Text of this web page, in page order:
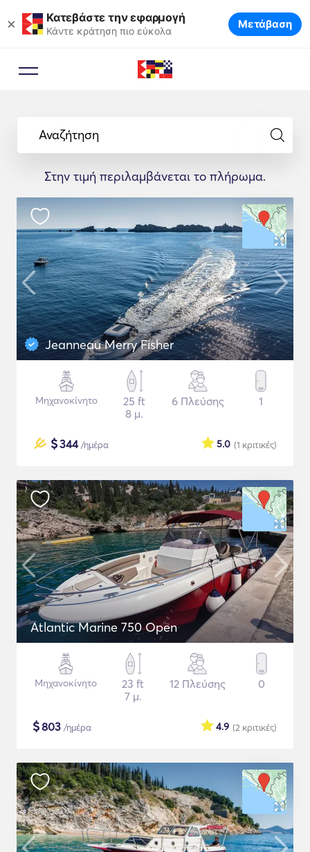
× Κατεβάστε την εφαρμογή
Κάντε κράτηση πιο εύκολα Μετάβαση
Αναζήτηση
Στην τιμή περιλαμβάνεται το πλήρωμα.
Jeanneau Merry Fisher
Μηχανοκίνητο
25 ft
8 μ.
6 Πλεύσης 1
$344/ημέρα (1 κριτικές)
5.0
Atlantic Marine 750 Open
Μηχανοκίνητο
23 ft
7 μ.
12 Πλεύσης 0
$803 /ημέρα (2 κριτικές)
4.9